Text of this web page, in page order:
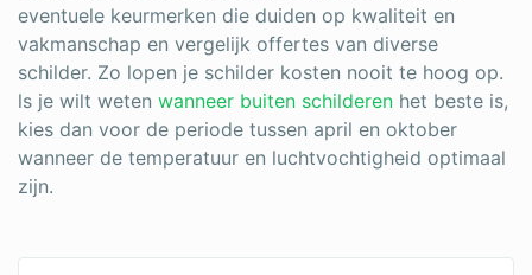
eventuele keurmerken die duiden op kwaliteit en
vakmanschap en vergelijk offertes van diverse
schilder. Zo lopen je schilder kosten nooit te hoog op.
ls je wilt weten wanneer buiten schilderen het beste is,
kies dan voor de periode tussen april en oktober
wanneer de temperatuur en luchtvochtigheid optimaal
zijn.